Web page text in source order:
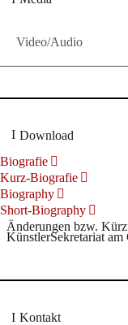
Video/Audio
Download
Biografie
Kurz-Biografie
Biography
Short-Biography
Änderungen bzw.
KünstlerSekretariat am
Kontakt